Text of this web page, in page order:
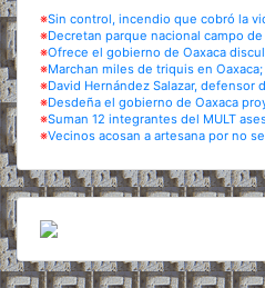
※Sin control, incendio que cobró la
※Decretan parque nacional campo
※Ofrece el gobierno de Oaxaca
※Marchan miles de triquis en
※David Hernández Salazar, defensor
※Desdeña el gobierno de Oaxaca
※Suman 12 integrantes del MULT
※Vecinos acosan a artesana por no